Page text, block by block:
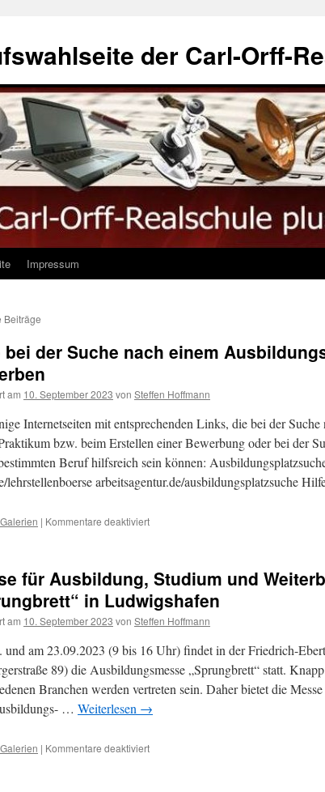
der Carl-Orff-
Impressum
Beiträge
bei der Suche nach einem
am 10. September 2023 von Steffen Hoffmann
Internetseiten mit entsprechenden Links, die bei der
bzw. beim Erstellen einer Bewerbung oder bei der
Beruf hilfsreich sein können:
lehrstellenboerse arbeitsagentur.de/ausbildungsplatzsuche
| Kommentare deaktiviert
für Ausbildung, Studium und
in Ludwigshafen
am 10. September 2023 von Steffen Hoffmann
und am 23.09.2023 (9 bis 16 Uhr) findet in der Friedrich-
89) die Ausbildungsmesse „Sprungbrett“ statt.
Branchen werden vertreten sein. Daher bietet die
… Weiterlesen →
| Kommentare deaktiviert